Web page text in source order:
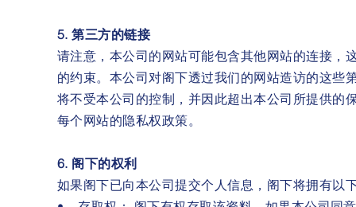
5. 第三方的链接
请注意，本公司的网站可能包含其他网站的连接，
的约束。本公司对阁下透过我们的网站造访的这些
将不受本公司的控制，并因此超出本公司所提供的
每个网站的隐私权政策。
6. 阁下的权利
如果阁下已向本公司提交个人信息，阁下将拥有以